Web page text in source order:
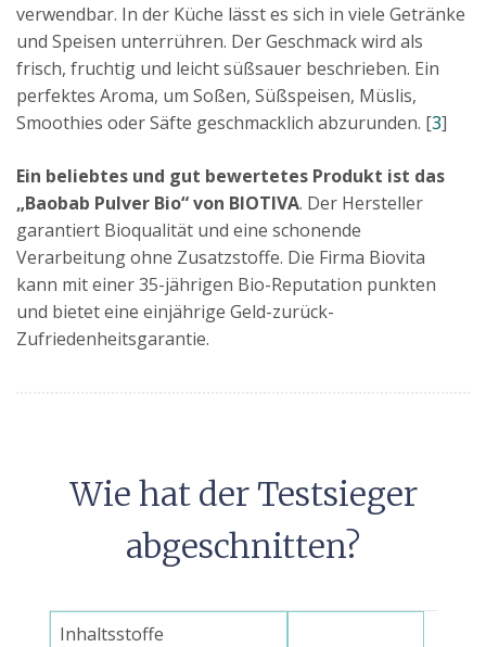
verwendbar. In der Küche lässt es sich in viele Getränke
und Speisen unterrühren. Der Geschmack wird als
frisch, fruchtig und leicht süßsauer beschrieben. Ein
perfektes Aroma, um Soßen, Süßspeisen, Müslis,
Smoothies oder Säfte geschmacklich abzurunden. [3]
Ein beliebtes und gut bewertetes Produkt ist das
„Baobab Pulver Bio“ von BIOTIVA. Der Hersteller
garantiert Bioqualität und eine schonende
Verarbeitung ohne Zusatzstoffe. Die Firma Biovita
kann mit einer 35-jährigen Bio-Reputation punkten
und bietet eine einjährige Geld-zurück-
Zufriedenheitsgarantie.
Wie hat der Testsieger
abgeschnitten?
Inhaltsstoffe